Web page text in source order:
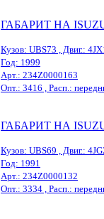
ГАБАРИТ НА
Кузов: UBS73 , Двиг.:
Год: 1999
Арт.: 234Z0000163
Опт.: 3416 , Расп.:
ГАБАРИТ НА
Кузов: UBS69 , Двиг.:
Год: 1991
Арт.: 234Z0000132
Опт.: 3334 , Расп.: